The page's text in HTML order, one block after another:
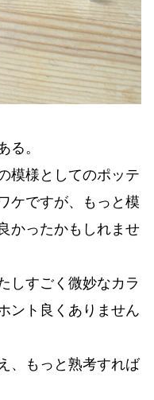
る。
模様としてのポッテ
ケですが、もっと模
かったかもしれませ
しすごく微妙なカラ
ント良くありません
、もっと熟考すれば